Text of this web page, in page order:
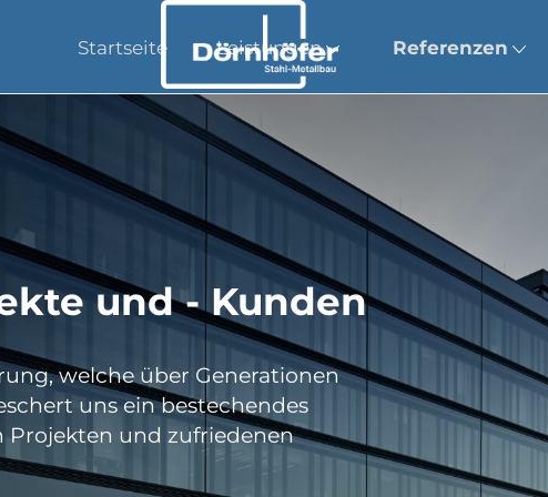
Startseite Leistungen Referenzen
und - Kunden
welche über Generationen
uns ein bestechendes
Projekten und zufriedenen